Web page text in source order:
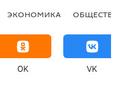
ЭКОНОМИКА
OK VK